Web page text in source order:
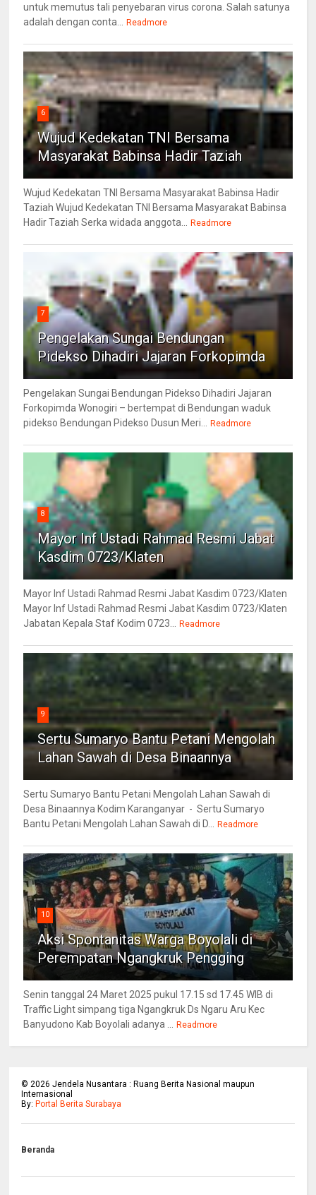
untuk memutus tali penyebaran virus corona. Salah satunya
adalah dengan conta... Readmore
6
Wujud Kedekatan TNI Bersama
Masyarakat Babinsa Hadir Taziah
Wujud Kedekatan TNI Bersama Masyarakat Babinsa Hadir
Taziah Wujud Kedekatan TNI Bersama Masyarakat Babinsa
Hadir Taziah Serka widada anggota... Readmore
7
Pengelakan Sungai Bendungan
Pidekso Dihadiri Jajaran Forkopimda
Pengelakan Sungai Bendungan Pidekso Dihadiri Jajaran
Forkopimda Wonogiri – bertempat di Bendungan waduk
pidekso Bendungan Pidekso Dusun Meri... Readmore
8
Mayor Inf Ustadi Rahmad Resmi Jabat
Kasdim 0723/Klaten
Mayor Inf Ustadi Rahmad Resmi Jabat Kasdim 0723/Klaten
Mayor Inf Ustadi Rahmad Resmi Jabat Kasdim 0723/Klaten
Jabatan Kepala Staf Kodim 0723... Readmore
9
Sertu Sumaryo Bantu Petani Mengolah
Lahan Sawah di Desa Binaannya
Sertu Sumaryo Bantu Petani Mengolah Lahan Sawah di
Desa Binaannya Kodim Karanganyar - Sertu Sumaryo
Bantu Petani Mengolah Lahan Sawah di D... Readmore
10
Aksi Spontanitas Warga Boyolali di
Perempatan Ngangkruk Pengging
Senin tanggal 24 Maret 2025 pukul 17.15 sd 17.45 WIB di
Traffic Light simpang tiga Ngangkruk Ds Ngaru Aru Kec
Banyudono Kab Boyolali adanya ... Readmore
©2026 Jendela Nusantara : Ruang Berita Nasional maupun
Internasional
By: Portal Berita Surabaya
Beranda